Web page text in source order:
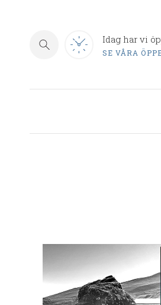
Idag har vi
SE VÅRA